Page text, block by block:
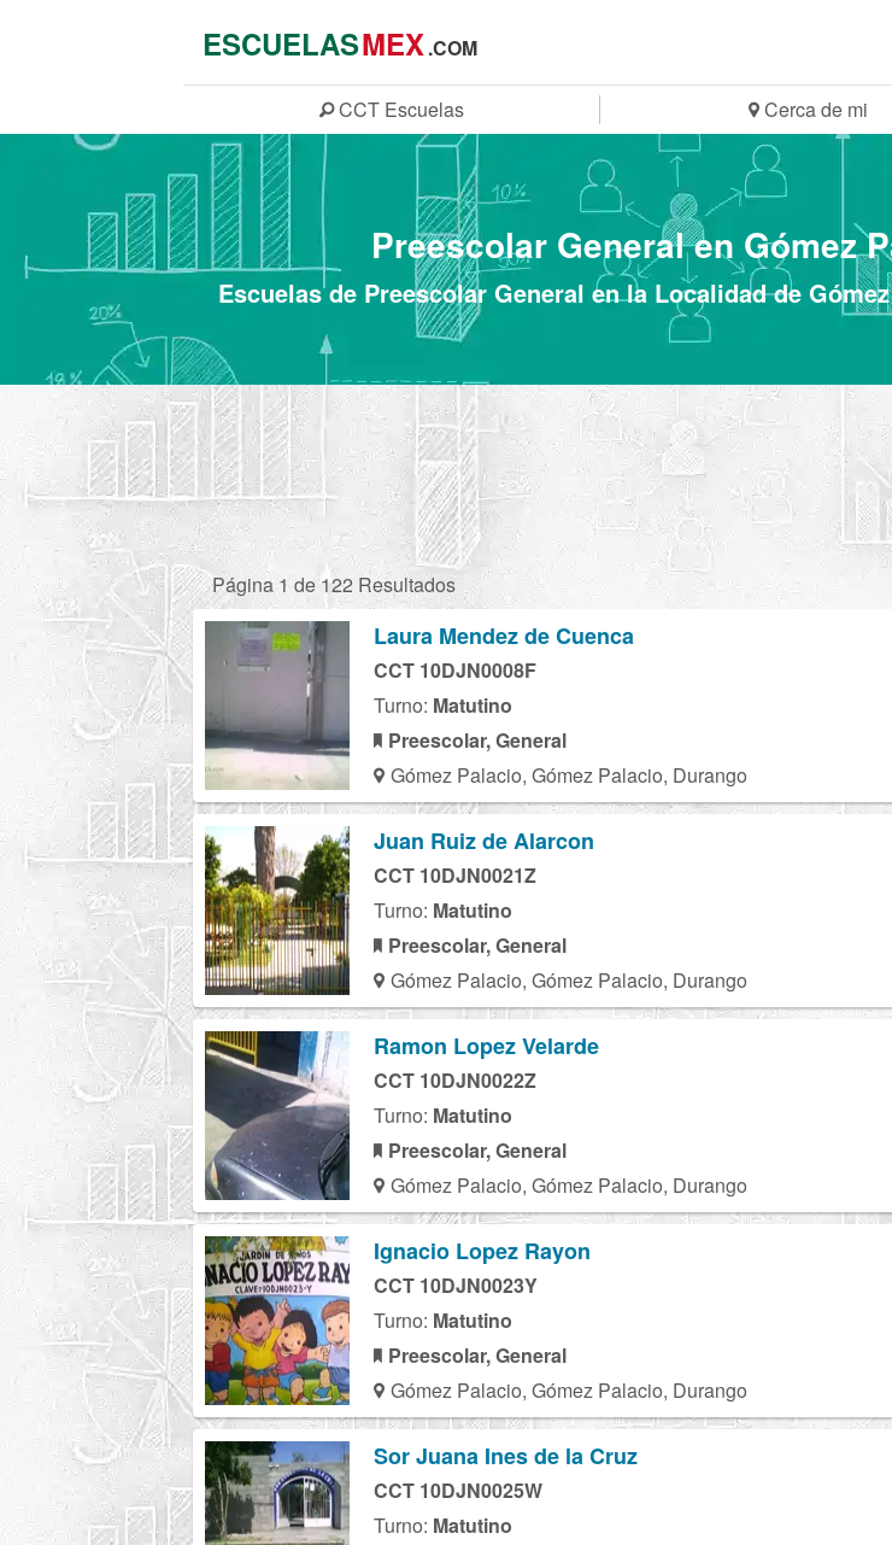
ESCUELASMEX.COM
CCT Escuelas Cerca de mi
Preescolar General en Gómez
Escuelas de Preescolar General en la Localidad de
Página 1 de 122 Resultados
Laura Mendez de Cuenca
CCT 10DJN0008F
Turno: Matutino
Preescolar, General
Gómez Palacio, Gómez Palacio, Durango
Juan Ruiz de Alarcon
CCT 10DJN0021Z
Turno: Matutino
Preescolar, General
Gómez Palacio, Gómez Palacio, Durango
Ramon Lopez Velarde
CCT 10DJN0022Z
Turno: Matutino
Preescolar, General
Gómez Palacio, Gómez Palacio, Durango
Ignacio Lopez Rayon
CCT 10DJN0023Y
Turno: Matutino
Preescolar, General
Gómez Palacio, Gómez Palacio, Durango
Sor Juana Ines de la Cruz
CCT 10DJN0025W
Turno: Matutino